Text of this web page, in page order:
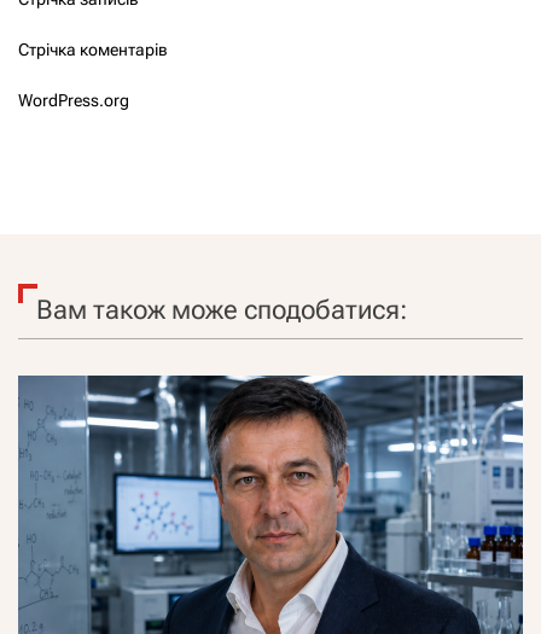
Стрічка коментарів
WordPress.org
Вам також може сподобатися: